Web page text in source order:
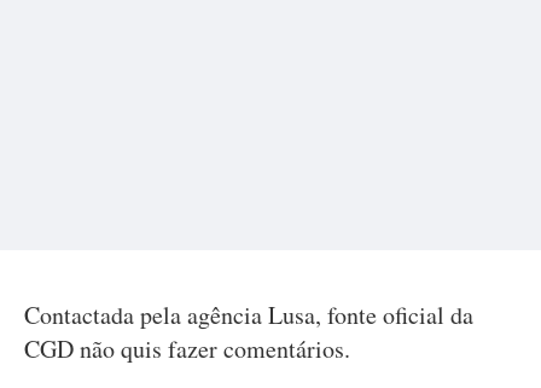
Contactada pela agência Lusa, fonte oficial da
CGD não quis fazer comentários.